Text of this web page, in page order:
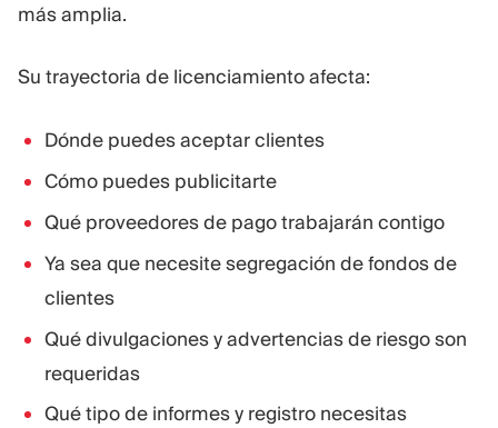
más amplia.
Su trayectoria de licenciamiento afecta:
Dónde puedes aceptar clientes
Cómo puedes publicitarte
Qué proveedores de pago trabajarán contigo
Ya sea que necesite segregación de fondos de
clientes
Qué divulgaciones y advertencias de riesgo son
requeridas
Qué tipo de informes y registro necesitas